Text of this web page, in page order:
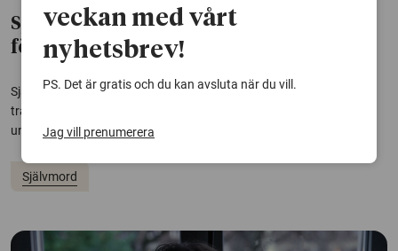
Självmord i tunnelbanan – så kan de
förhindras
Självmord ligger bakom nio av tio dödsolyckor i den spårbundna
trafiken i Sverige. De flesta sker i Stockholms tunnelbana. Nu
undersöker forskare smarta åtgärder som kan rädda liv.
Självmord
veckan med vårt
nyhetsbrev!
PS. Det är gratis och du kan avsluta när du vill.
Jag vill prenumerera